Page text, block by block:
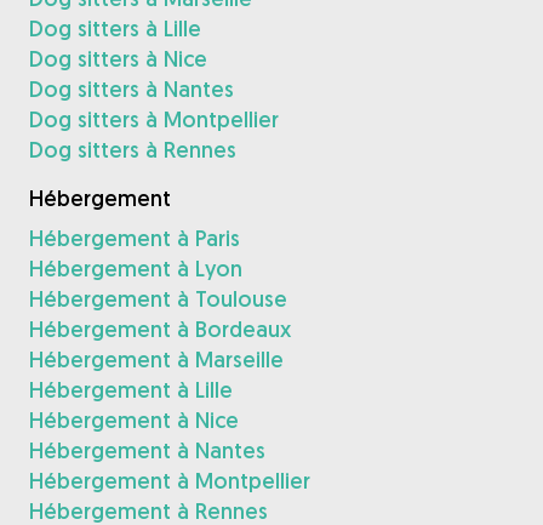
Dog sitters à Lille
Dog sitters à Nice
Dog sitters à Nantes
Dog sitters à Montpellier
Dog sitters à Rennes
Hébergement
Hébergement à Paris
Hébergement à Lyon
Hébergement à Toulouse
Hébergement à Bordeaux
Hébergement à Marseille
Hébergement à Lille
Hébergement à Nice
Hébergement à Nantes
Hébergement à Montpellier
Hébergement à Rennes